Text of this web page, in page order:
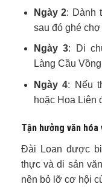
Ngày 2: Dành
sau đó ghé
Ngày 3: Di
Làng Cầu
Ngày 4: Nếu
hoặc Hoa Liên
Tận hưởng văn
Đài Loan được
thực và di sản
nên bỏ lỡ cơ hội